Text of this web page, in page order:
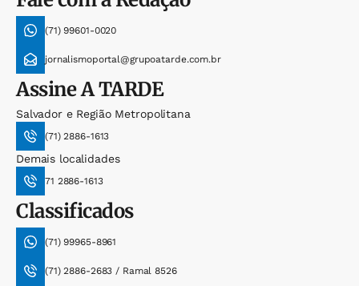
(71) 99601-0020
jornalismoportal@grupoatarde.com.br
AssineA TARDE
Salvador e Região Metropolitana
(71) 2886-1613
Demais localidades
71 2886-1613
Classificados
(71) 99965-8961
(71) 2886-2683 / Ramal 8526